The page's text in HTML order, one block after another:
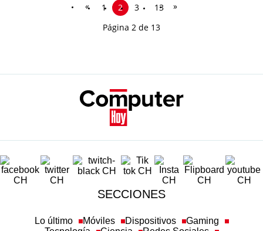
« 1 2 3 13
»
Página 2 de 13
SECCIONES
Lo último Móviles Dispositivos
Gaming